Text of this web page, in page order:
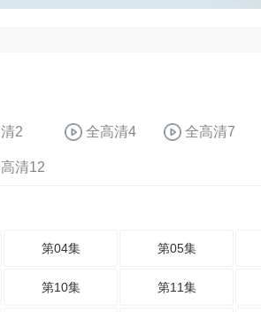
2 全高清4 全高清7
清12
第04集 第05集
第10集 第11集